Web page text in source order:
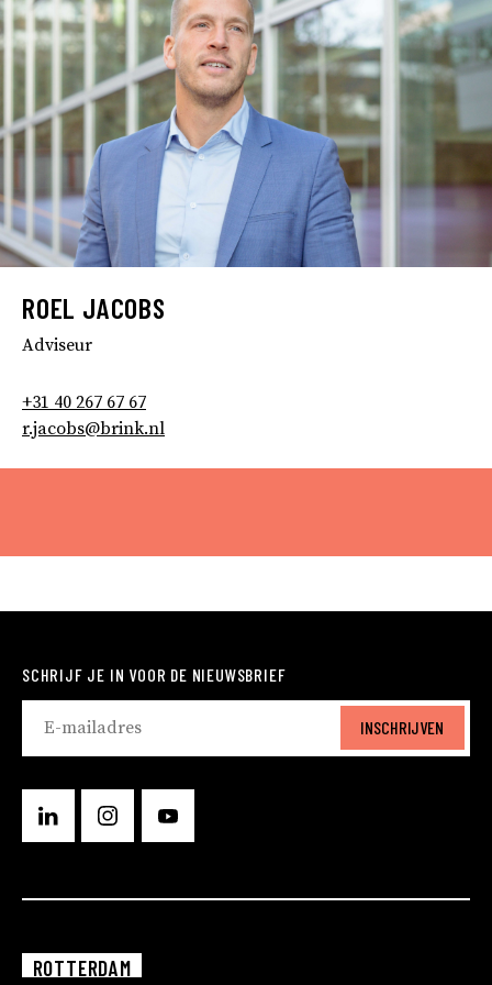
ROEL JACOBS
Adviseur
+31 40 267 67 67
r.jacobs@brink.nl
SCHRIJF JE IN VOOR DE NIEUWSBRIEF
INSCHRIJVEN
ROTTERDAM